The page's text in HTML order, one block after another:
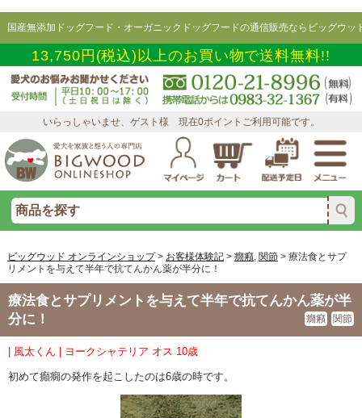
国産無添加ドッグフード・オーガニックドッグフードの通信販売ならビッグウッ
13,750円(税込)以上のお買い物で送料無料!!
いらっしゃいませ、ゲスト様 現在0ポイントご利用可能です。
ビッグウッド オンラインショップ> お客様体験記> 癇癪, 関節> 療法食とサプ
リメントを与えて半年で抗てんかん薬が半分に！
療法食とサプリメントを与えて半年で抗てんかん薬が半
分に！
癇癪 関節
| 風太くん | ヨークシャテリア オス 10歳
初めて癲癇の発作を起こしたのは6歳の時です。